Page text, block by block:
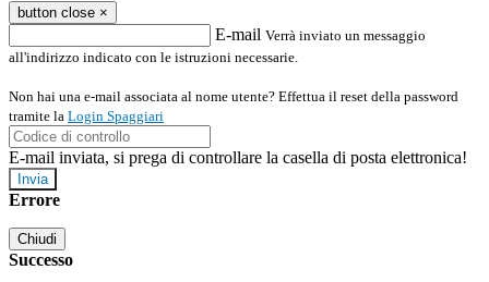
button close ×
E-mail Verrà inviato un messaggio
all'indirizzo indicato con le istruzioni necessarie.
Non hai una e-mail associata al nome utente? Effettua il reset della password
tramite la Login Spaggiari
E-mail inviata, si prega di controllare la casella di posta elettronica!
Errore
Chiudi
Successo